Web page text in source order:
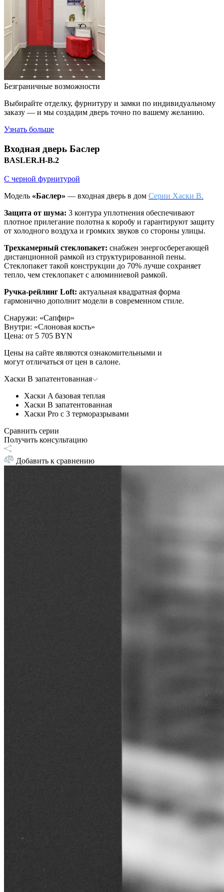
Безграничные возможности
Выбирайте отделку, фурнитуру и замки по индивидуальному
заказу — и мы создадим дверь точно по вашему желанию.
Узнать больше
Входная дверь Баслер
BASLER.H-B.2
С черной фурнитурой
Модель «Баслер» — входная дверь в дом Серии Хаски B.
Защита от шума: 3 контура уплотнения обеспечивают
плотное прилегание полотна к коробу и гарантируют защиту
от холодного воздуха и громких звуков со стороны улицы.
Трехкамерный стеклопакет: снабжен энергосберегающей
дистанционной рамкой из структурированной пены.
Стеклопакет такой конструкции до 70% лучше сохраняет
тепло, чем стеклопакет с алюминиевой рамкой.
Ручка-рейлинг Loft: актуальная квадратная форма
гармонично дополнит модели в современном стиле.
Снаружи: «Сапфир»
Внутри: «Слоновая кость»
Цена: от 5 705 BYN
Цены на сайте являются ознакомительными и
могут отличаться от цен в салоне.
Хаски B запатентованная
Хаски A базовая теплая
Хаски B запатентованная
Хаски Pro с 3 терморазрывами
Сравнить серии
Получить консультацию
Добавить к сравнению